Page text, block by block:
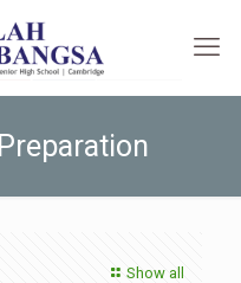
Show all